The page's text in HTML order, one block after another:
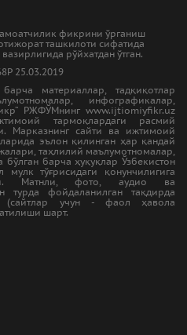
фикрини ўрганиш
ташкилоти сифатида
рўйхатдан ўтган.
25.03.2019
материаллар, тадқиқотлар
инфографикалар,
РЖФЎМнинг www.ijtiomiyfikr.uz
тармоқлардаги расмий
Марказнинг сайти ва ижтимоий
эълон қилинган ҳар қандай
таҳлилий маълумотномалар,
барча ҳуқуқлар Ўзбекистон
мулк тўғрисидаги қонунчилигига
Матнли, фото, аудио ва
турда фойдаланилган тақдирда
учун - фаол ҳавола
шарт.